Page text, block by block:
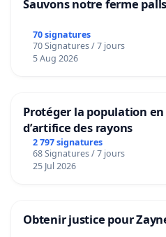
Sauvons notre ferme
70 signatures
70 Signatures / 7 jours
5 Aug 2026
Protéger la population
d’artifice des rayons
2 797 signatures
68 Signatures / 7 jours
25 Jul 2026
Obtenir justice pour